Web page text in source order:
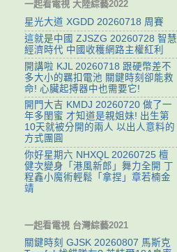
一起看電視 大陸綜藝2022
星光大道 XGDD 20260718 周賽
這就是中國 ZJSZG 20260728 智慧
經濟時代 中國收穫網路主權紅利
開講啦 KJL 20260718 跟硬幣差不
多大小的羈扣電池 關鍵時刻卻能救
命! 心臟起搏器中也需要它!
開門大吉 KMDJ 20260720 做了一
年多閨蜜 才知道是親姐妹! 出生第
10天就被分開的兩人 以出人意料的
方式團圓
你好星期六 NHXQL 20260725 檀
健次變身「港風新郎」舞力全開 丁
程鑫小魔術輕鬆「拿捏」章若楠金
靖
一起看電視 台灣綜藝2021
關鍵時刻 GJSK 20260807 馬斯克